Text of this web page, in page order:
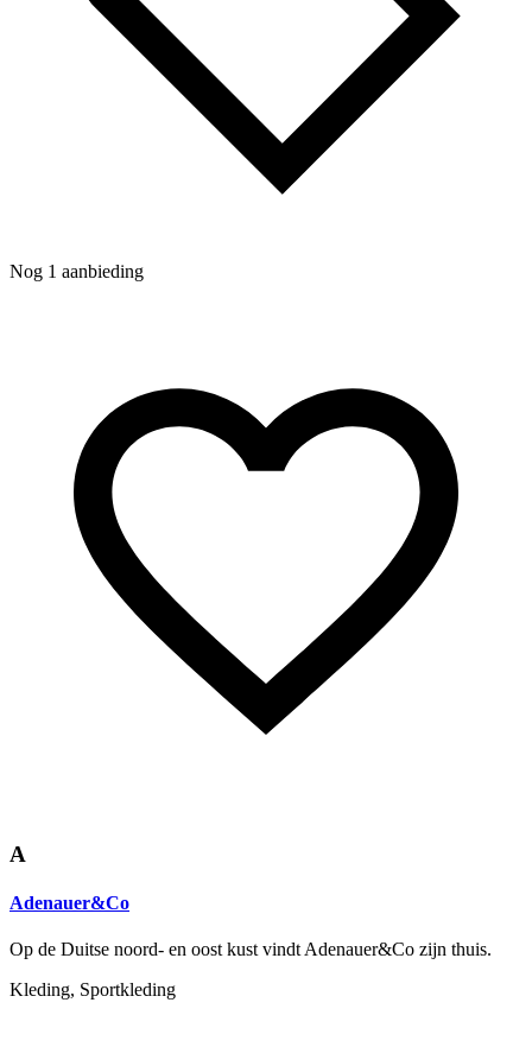
Nog 1 aanbieding
A
Adenauer&Co
Op de Duitse noord- en oost kust vindt Adenauer&Co zijn thuis.
Kleding, Sportkleding